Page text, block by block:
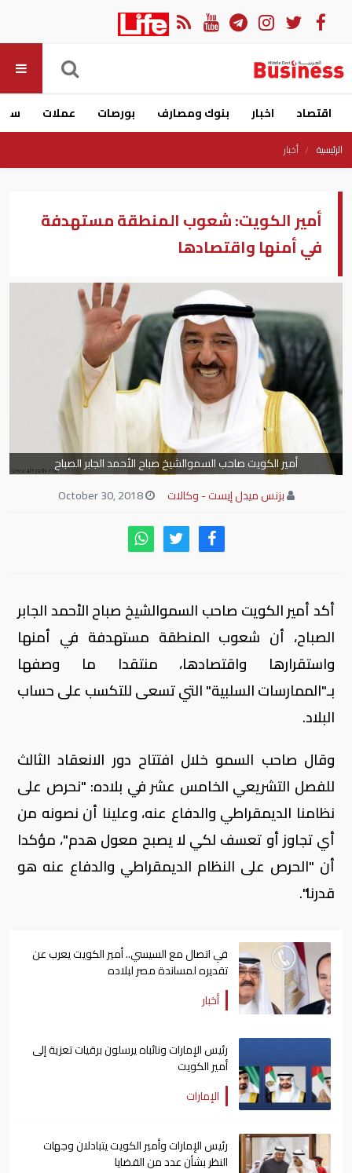
اقتصاد اخبار بنوك ومصارف بورصات عملات
الرئيسية أخبار
أمير الكويت: شعوب المنطقة مستهدفة
في أمنها واقتصادها
أمير الكويت صاحب السموالشيخ صباح الأحمد الجابر الصباح
بزنس ميدل إيست - وكالات
October 30, 2018
أكد أمير الكويت صاحب السموالشيخ صباح الأحمد الجابر
الصباح، أن شعوب المنطقة مستهدفة في أمنها
واستقرارها واقتصادها، منتقدا ما وصفها
بـ"الممارسات السلبية" التي تسعى للتكسب على حساب
البلاد.
وقال صاحب السمو خلال افتتاح دور الانعقاد الثالث
للفصل التشريعي الخامس عشر في بلاده: "نحرص على
نظامنا الديمقراطي والدفاع عنه، وعلينا أن نصونه من
أي تجاوز أو تعسف لكي لا يصبح معول هدم"، مؤكدا
أن "الحرص على النظام الديمقراطي والدفاع عنه هو
قدرنا".
في اتصال مع السيسي.. أمير الكويت يعرب عن
تقديره لمساندة مصر لبلاده
أخبار
رئيس الإمارات ونائباه يرسلون برقيات تعزية إلى
أمير الكويت
الإمارات
رئيس الإمارات وأمير الكويت يتبادلان وجهات
النظر بشأن عدد من القضايا